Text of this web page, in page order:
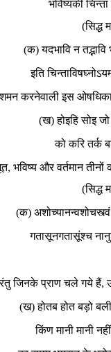
भविष्यकी
(सिद्ध
(क) यदभावि न
इति
शमन करनेवाली इस
(ख) होइहि सोइ जो
को करि तर्क
भविष्य और वर्तमान
(सिद्ध
(क) अशोच्यानन्वशोचस्त्वं
गतासूनगतासूंश्च
जिनके प्राण चले गये
(ख) होतब होत बड़ो
किंण मानी मानी